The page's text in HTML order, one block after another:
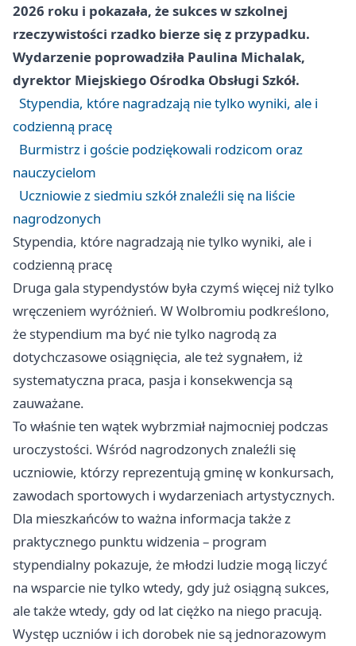
2026 roku i pokazała, że sukces w szkolnej
rzeczywistości rzadko bierze się z przypadku.
Wydarzenie poprowadziła Paulina Michalak,
dyrektor Miejskiego Ośrodka Obsługi Szkół.
Stypendia, które nagradzają nie tylko wyniki, ale i
codzienną pracę
Burmistrz i goście podziękowali rodzicom oraz
nauczycielom
Uczniowie z siedmiu szkół znaleźli się na liście
nagrodzonych
Stypendia, które nagradzają nie tylko wyniki, ale i
codzienną pracę
Druga gala stypendystów była czymś więcej niż tylko
wręczeniem wyróżnień. W Wolbromiu podkreślono,
że stypendium ma być nie tylko nagrodą za
dotychczasowe osiągnięcia, ale też sygnałem, iż
systematyczna praca, pasja i konsekwencja są
zauważane.
To właśnie ten wątek wybrzmiał najmocniej podczas
uroczystości. Wśród nagrodzonych znaleźli się
uczniowie, którzy reprezentują gminę w konkursach,
zawodach sportowych i wydarzeniach artystycznych.
Dla mieszkańców to ważna informacja także z
praktycznego punktu widzenia – program
stypendialny pokazuje, że młodzi ludzie mogą liczyć
na wsparcie nie tylko wtedy, gdy już osiągną sukces,
ale także wtedy, gdy od lat ciężko na niego pracują.
Występ uczniów i ich dorobek nie są jednorazowym